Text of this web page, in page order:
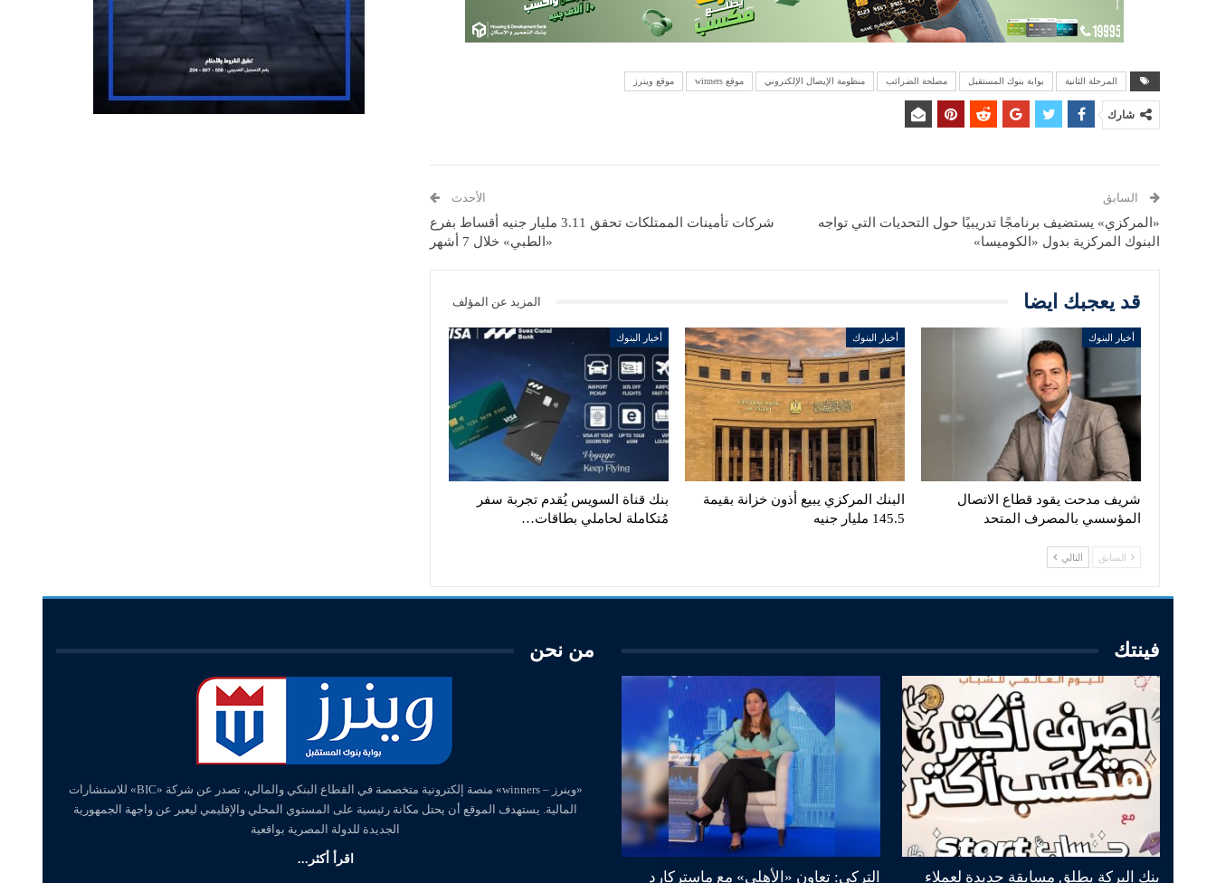
المرحلة الثانية بوابة بنوك المستقبل مصلحة الضرائب منظومة الإيصال الإلكتروني موقع winners موقع وينرز
شارك
السابق
«المركزي» يستضيف برنامجًا تدريبيًا حول التحديات التي تواجه
البنوك المركزية بدول «الكوميسا»
الأحدث
شركات تأمينات الممتلكات تحقق 3.11 مليار جنيه أقساط بفرع
«الطبي» خلال 7 أشهر
قد يعجبك ايضا المزيد عن المؤلف
أخبار البنوك
شريف مدحت يقود قطاع الاتصال
المؤسسي بالمصرف المتحد
أخبار البنوك
البنك المركزي يبيع أذون خزانة بقيمة
145.5 مليار جنيه
أخبار البنوك
بنك قناة السويس يُقدم تجربة سفر
مُتكاملة لحاملي بطاقات…
السابق التالي
فينتك
بنك البركة يطلق مسابقة جديدة لعملاء التركي: تعاون «الأهلي» مع ماستركارد
من نحن
«وينرز – winners» منصة إلكترونية متخصصة في القطاع البنكي والمالي، تصدر عن شركة «BIC» للاستشارات
المالية. يستهدف الموقع أن يحتل مكانة رئيسية على المستوي المحلي والإقليمي ليعبر عن واجهة الجمهورية
الجديدة للدولة المصرية بواقعية
اقرأ أكثر...